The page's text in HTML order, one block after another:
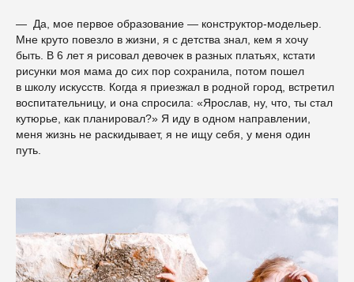
— Да, мое первое образование — конструктор-модельер.
Мне круто повезло в жизни, я с детства знал, кем я хочу
быть. В 6 лет я рисовал девочек в разных платьях, кстати
рисунки моя мама до сих пор сохранила, потом пошел
в школу искусств. Когда я приезжал в родной город, встретил
воспитательницу, и она спросила: «Ярослав, ну, что, ты стал
кутюрье, как планировал?» Я иду в одном направлении,
меня жизнь не раскидывает, я не ищу себя, у меня один
путь.